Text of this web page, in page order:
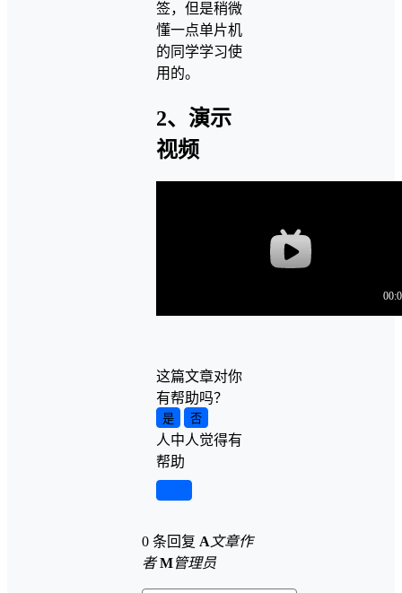
签，但是稍微
懂一点单片机
的同学学习使
用的。
2、演示
视频
这篇文章对你
有帮助吗？
是 否
人中人觉得有
帮助
0 条回复 A 文章作
者 M管理员